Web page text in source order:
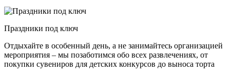
Праздники под ключ
Отдыхайте в особенный день, а не занимайтесь организацией
мероприятия – мы позаботимся обо всех развлечениях, от
покупки сувениров для детских конкурсов до выноса торта